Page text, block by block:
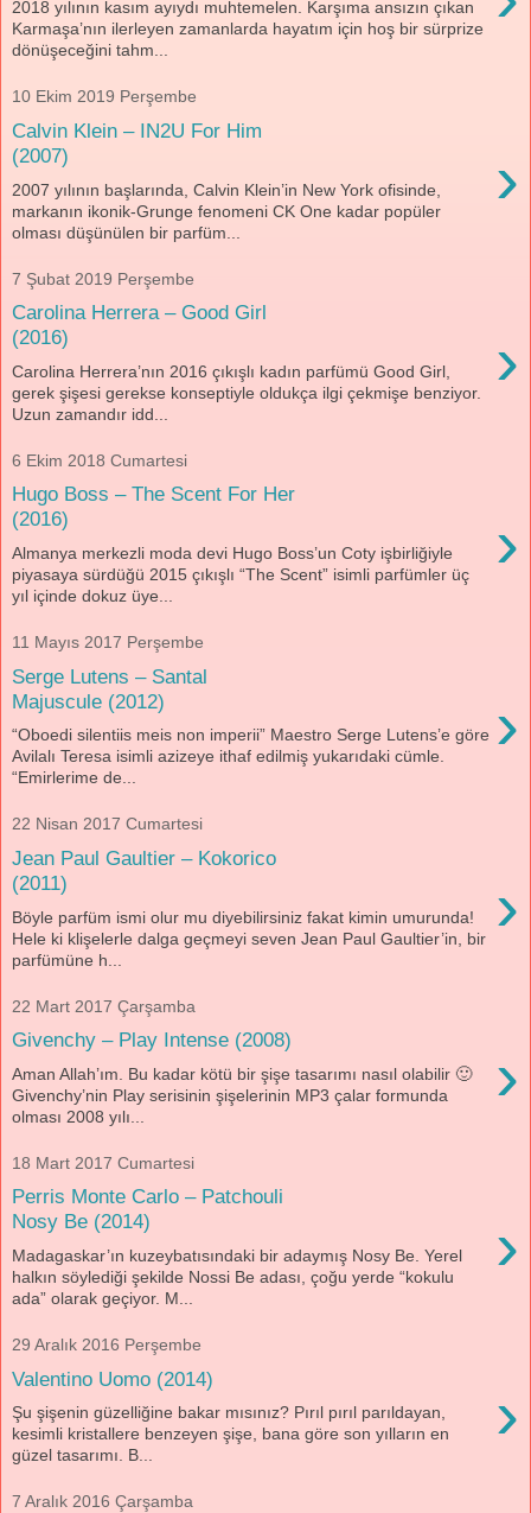
2018 yılının kasım ayıydı muhtemelen. Karşıma ansızın çıkan
Karmaşa’nın ilerleyen zamanlarda hayatım için hoş bir sürprize
dönüşeceğini tahm...
10 Ekim 2019 Perşembe
Calvin Klein – IN2U For Him
(2007)
›
2007 yılının başlarında, Calvin Klein’in New York ofisinde,
markanın ikonik-Grunge fenomeni CK One kadar popüler
olması düşünülen bir parfüm...
7 Şubat 2019 Perşembe
Carolina Herrera – Good Girl
(2016)
›
Carolina Herrera’nın 2016 çıkışlı kadın parfümü Good Girl,
gerek şişesi gerekse konseptiyle oldukça ilgi çekmişe benziyor.
Uzun zamandır idd...
6 Ekim 2018 Cumartesi
Hugo Boss – The Scent For Her
(2016)
›
Almanya merkezli moda devi Hugo Boss’un Coty işbirliğiyle
piyasaya sürdüğü 2015 çıkışlı “The Scent” isimli parfümler üç
yıl içinde dokuz üye...
11 Mayıs 2017 Perşembe
Serge Lutens – Santal
Majuscule (2012)
›
“Oboedi silentiis meis non imperii” Maestro Serge Lutens’e göre
Avilalı Teresa isimli azizeye ithaf edilmiş yukarıdaki cümle.
“Emirlerime de...
22 Nisan 2017 Cumartesi
Jean Paul Gaultier – Kokorico
(2011)
›
Böyle parfüm ismi olur mu diyebilirsiniz fakat kimin umurunda!
Hele ki klişelerle dalga geçmeyi seven Jean Paul Gaultier’in, bir
parfümüne h...
22 Mart 2017 Çarşamba
Givenchy – Play Intense (2008) ›
Aman Allah’ım. Bu kadar kötü bir şişe tasarımı nasıl olabilir 🙂
Givenchy’nin Play serisinin şişelerinin MP3 çalar formunda
olması 2008 yılı...
18 Mart 2017 Cumartesi
Perris Monte Carlo – Patchouli
Nosy Be (2014)
›
Madagaskar’ın kuzeybatısındaki bir adaymış Nosy Be. Yerel
halkın söylediği şekilde Nossi Be adası, çoğu yerde “kokulu
ada” olarak geçiyor. M...
29 Aralık 2016 Perşembe
Valentino Uomo (2014) ›
Şu şişenin güzelliğine bakar mısınız? Pırıl pırıl parıldayan,
kesimli kristallere benzeyen şişe, bana göre son yılların en
güzel tasarımı. B...
7 Aralık 2016 Çarşamba